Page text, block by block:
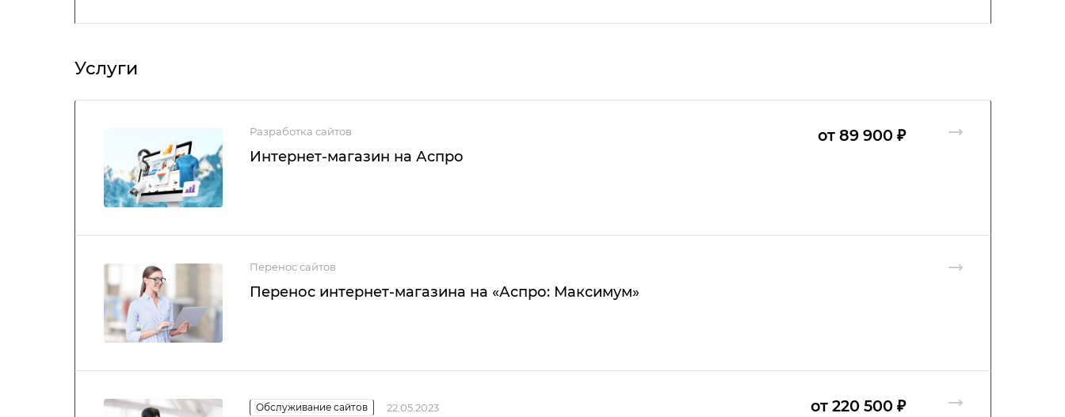
Услуги
Разработка сайтов
Интернет-магазин на Аспро
от 89 900 ₽
Перенос сайтов
Перенос интернет-магазина на «Аспро: Максимум»
Обслуживание сайтов 22.05.2023 от 220 500 ₽